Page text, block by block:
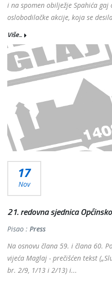
i na spomen obilježje Spahića
oslobodilačke akcije, koja se
Više...
17
Nov
21. redovna sjednica
Pisao : Press
Na osnovu člana 59. i člana 60.
vijeća Maglaj - prečišćen tekst
br. 2/9, 1/13 i 2/13) i...